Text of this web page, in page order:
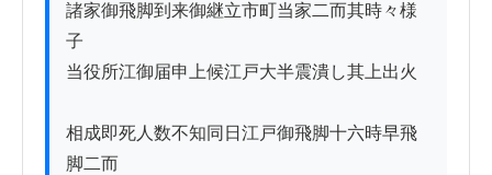
諸家御飛脚到来御継立市町当家二而其時々様
子
当役所江御届申上候江戸大半震潰し其上出火
相成即死人数不知同日江戸御飛脚十六時早飛
脚二而